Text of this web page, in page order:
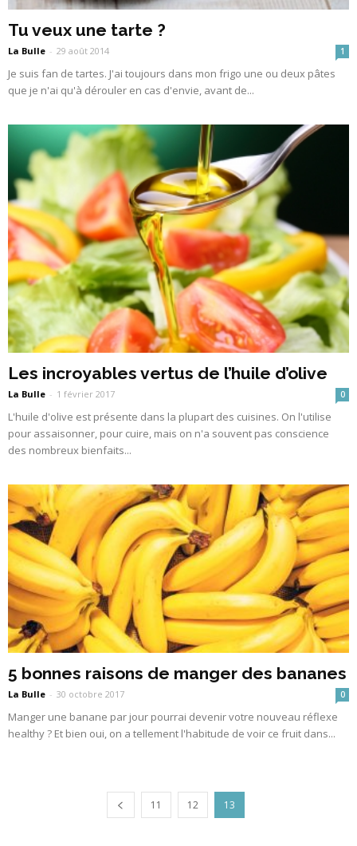
Tu veux une tarte ?
La Bulle - 29 août 2014 1
Je suis fan de tartes. J'ai toujours dans mon frigo une ou deux pâtes
que je n'ai qu'à dérouler en cas d'envie, avant de...
Les incroyables vertus de l’huile d’olive
La Bulle - 1 février 2017 0
L'huile d'olive est présente dans la plupart des cuisines. On l'utilise
pour assaisonner, pour cuire, mais on n'a souvent pas conscience
des nombreux bienfaits...
5 bonnes raisons de manger des bananes
La Bulle - 30 octobre 2017 0
Manger une banane par jour pourrai devenir votre nouveau réflexe
healthy ? Et bien oui, on a tellement l'habitude de voir ce fruit dans...
11 12 13